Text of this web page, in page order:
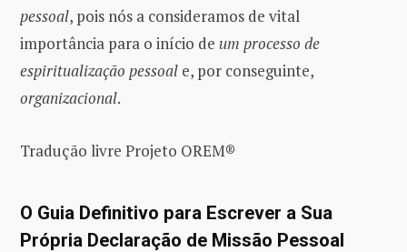
pessoal, pois nós a consideramos de vital
importância para o início de um processo de
espiritualização pessoal e, por conseguinte,
organizacional.
Tradução livre Projeto OREM®
O Guia Definitivo para Escrever a Sua
Própria Declaração de Missão Pessoal